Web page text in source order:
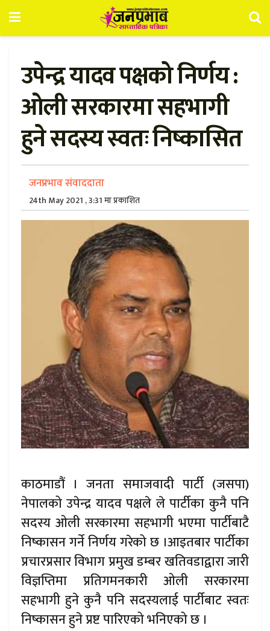
उपेन्द्र यादव पक्षको निर्णय :
ओली सरकारमा सहभागी
हुने सदस्य स्वतः निष्कासित
जनप्रभाव संवाददाता
24th May 2021 , 3:31 मा प्रकाशित
काठमाडौं । जनता समाजवादी पार्टी (जसपा)
नेपालको उपेन्द्र यादव पक्षले ले पार्टीका कुनै पनि
सदस्य ओली सरकारमा सहभागी भएमा पार्टीबाटै
निष्कासन गर्ने निर्णय गरेको छ ।आइतबार पार्टीका
प्रचारप्रसार विभाग प्रमुख डम्बर खतिवडाद्वारा जारी
विज्ञप्तिमा प्रतिगमनकारी ओली सरकारमा
सहभागी हुने कुनै पनि सदस्यलाई पार्टीबाट स्वतः
निष्कासन हुने प्रष्ट पारिएको भनिएको छ ।